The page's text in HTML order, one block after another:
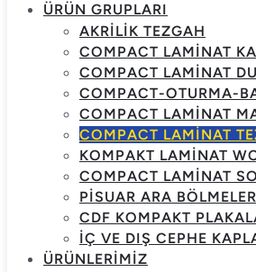
ÜRÜN GRUPLARI
AKRILIK TEZGAH
COMPACT LAMINAT
COMPACT LAMINAT
COMPACT-OTURMA-
COMPACT LAMINAT
COMPACT LAMINAT
KOMPAKT LAMINAT
COMPACT LAMINAT
PISUAR ARA
CDF KOMPAKT
İÇ VE DIŞ CEPHE
ÜRÜNLERIMIZ